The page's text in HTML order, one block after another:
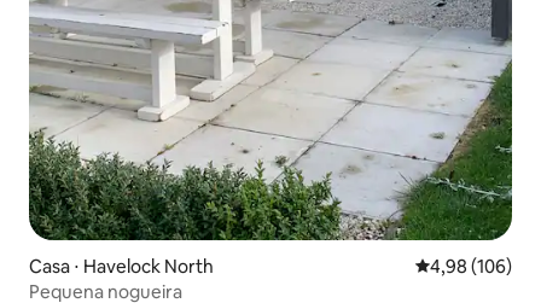
Casa ⋅ Havelock North 4,98 de uma
4,98 (106)
Pequena nogueira